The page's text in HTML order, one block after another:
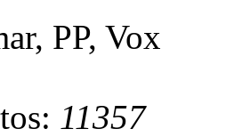
PP, Vox
11357